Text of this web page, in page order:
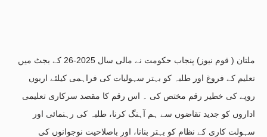
ملتان ( قوم نیوز) پنجاب حکومت نے مالی سال 2025-26 کے بجٹ میں
تعلیم کے فروغ اور طلبہ کو بہتر سہولیات کی فراہمی کیلئے اربوں
روپے کی خطیر رقم مختص کی ۔ اس رقم کا مقصد سرکاری تعلیمی
اداروں کو جدید تقاضوں سے ہم آہنگ کرنا، طلبہ کی رہنمائی اور
سہولت کاری کے نظام کو بہتر بنانا، اور باصلاحیت نوجوانوں کی